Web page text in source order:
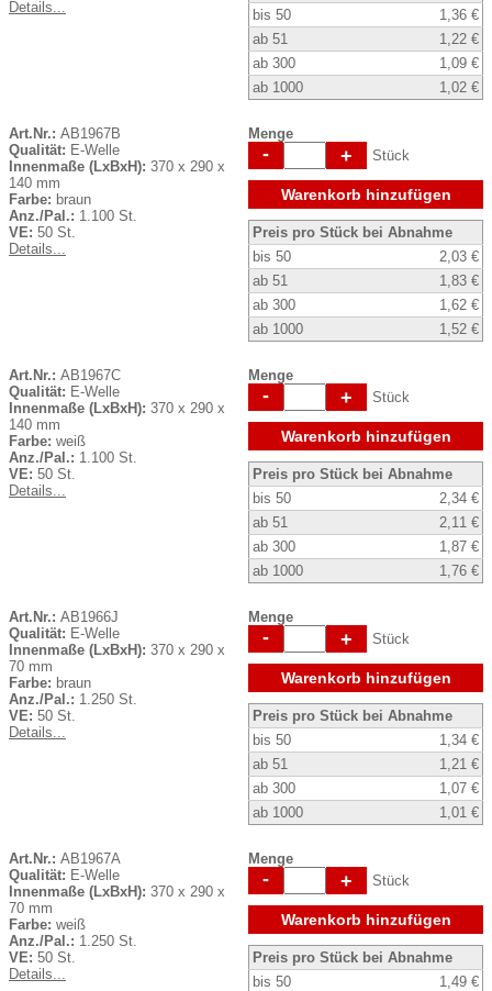
Details... bis 50
1,36 €
ab 51
1,22 €
ab 300
1,09 €
ab 1000
1,02 €
Art.Nr.: AB1967B
Qualität: E-Welle
Innenmaße (LxBxH): 370 x 290 x
140 mm
Farbe: braun
Anz./Pal.: 1.100 St.
VE: 50 St.
Details...
Menge
- + Stück
Warenkorb hinzufügen
Preis pro Stück bei Abnahme
bis 50
2,03 €
ab 51
1,83 €
ab 300
1,62 €
ab 1000
1,52 €
Art.Nr.: AB1967C
Qualität: E-Welle
Innenmaße (LxBxH): 370 x 290 x
140 mm
Farbe: weiß
Anz./Pal.: 1.100 St.
VE: 50 St.
Details...
Menge
- + Stück
Warenkorb hinzufügen
Preis pro Stück bei Abnahme
bis 50
2,34 €
ab 51
2,11 €
ab 300
1,87 €
ab 1000
1,76 €
Art.Nr.: AB1966J
Qualität: E-Welle
Innenmaße (LxBxH): 370 x 290 x
70 mm
Farbe: braun
Anz./Pal.: 1.250 St.
VE: 50 St.
Details...
Menge
- + Stück
Warenkorb hinzufügen
Preis pro Stück bei Abnahme
bis 50
1,34 €
ab 51
1,21 €
ab 300
1,07 €
ab 1000
1,01 €
Art.Nr.: AB1967A
Qualität: E-Welle
Innenmaße (LxBxH): 370 x 290 x
70 mm
Farbe: weiß
Anz./Pal.: 1.250 St.
VE: 50 St.
Details...
Menge
- + Stück
Warenkorb hinzufügen
Preis pro Stück bei Abnahme
bis 50
1,49 €